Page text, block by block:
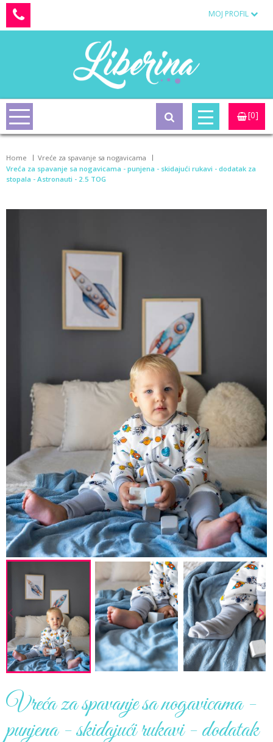
MOJ PROFIL
[0]
Home
Vreće za spavanje sa nogavicama
Vreća za spavanje sa nogavicama - punjena - skidajući rukavi - dodatak za
stopala - Astronauti - 2.5 TOG
Vreća za spavanje sa nogavicama -
punjena - skidajući rukavi - dodatak